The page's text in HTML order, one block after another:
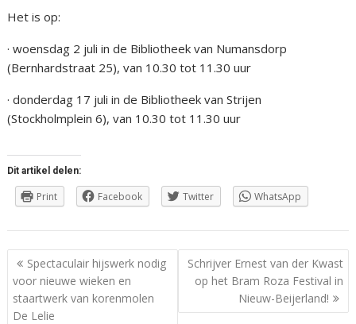
Het is op:
· woensdag 2 juli in de Bibliotheek van Numansdorp
(Bernhardstraat 25), van 10.30 tot 11.30 uur
· donderdag 17 juli in de Bibliotheek van Strijen
(Stockholmplein 6), van 10.30 tot 11.30 uur
Dit artikel delen:
Print Facebook Twitter WhatsApp
Berichtnavigatie
Spectaculair hijswerk nodig
voor nieuwe wieken en
staartwerk van korenmolen
De Lelie
Schrijver Ernest van der Kwast
op het Bram Roza Festival in
Nieuw-Beijerland!